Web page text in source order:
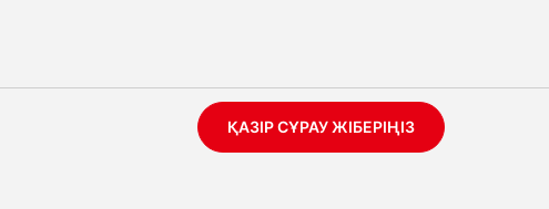
ҚАЗІР СҰРАУ ЖІБЕРІҢІЗ